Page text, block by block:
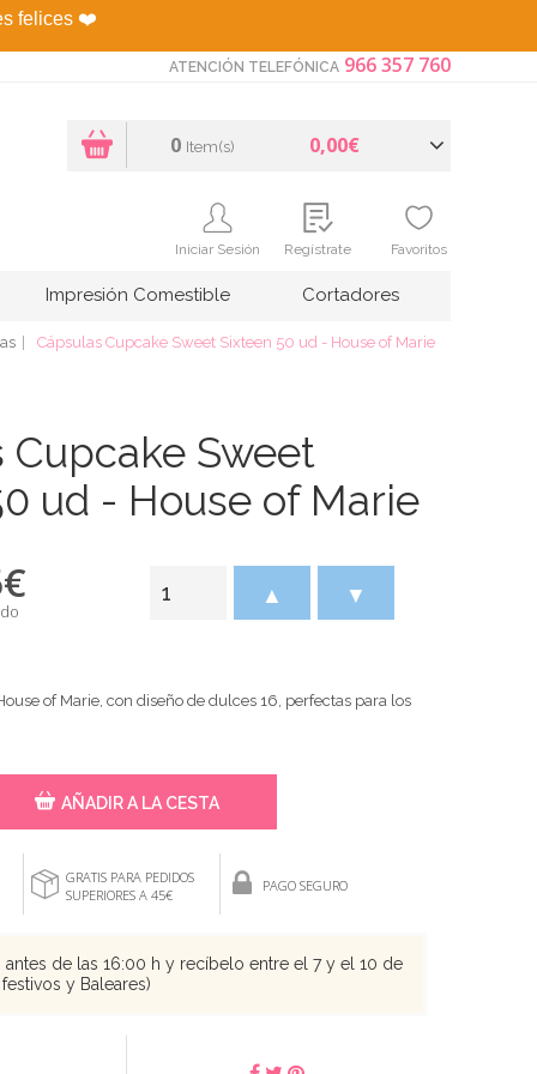
felices ❤️
ATENCIÓN TELEFÓNICA 966 357 760
0 Item(s) 0,00€
Iniciar Sesión Regístrate Favoritos
Impresión Comestible Cortadores
Cápsulas Cupcake Sweet Sixteen 50 ud - House of Marie
Cupcake Sweet
ud - House of Marie
€ ▲ ▼
of Marie, con diseño de dulces 16, perfectas para los
AÑADIR A LA CESTA
GRATIS PARA PEDIDOS
SUPERIORES A 45€
PAGO SEGURO
antes de las 16:00 h y recíbelo entre el 7 y el 10 de
y Baleares)